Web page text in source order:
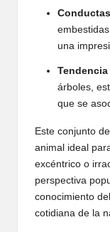
una
árboles,
que se
Este conjunto
animal ideal
excéntrico o
perspectiva
conocimiento
cotidiana de la